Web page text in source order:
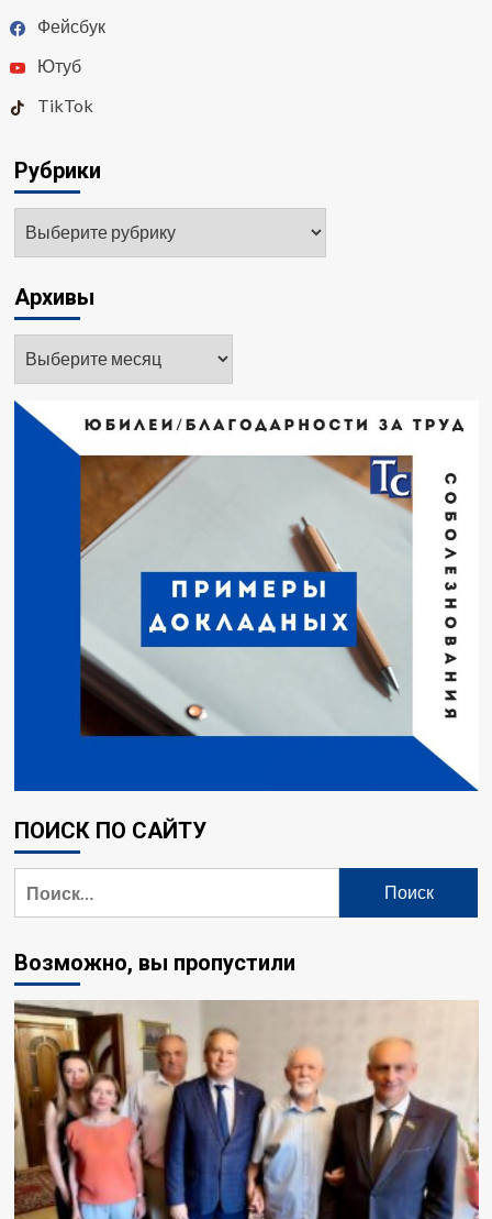
Фейсбук
Ютуб
TikTok
Рубрики
Рубрики
Архивы
Архивы
ПОИСК ПО САЙТУ
Возможно, вы пропустили